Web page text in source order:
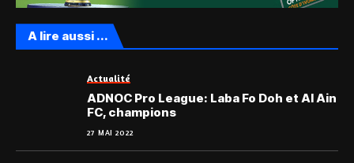
A lire aussi ...
Actualité
ADNOC Pro League: Laba Fo Doh et Al Ain
FC, champions
27 MAI 2022